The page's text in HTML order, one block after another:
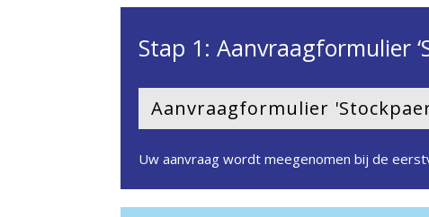
Stap 1: Aanvraagformulier
Aanvraagformulier
Uw aanvraag wordt meegenomen bij de